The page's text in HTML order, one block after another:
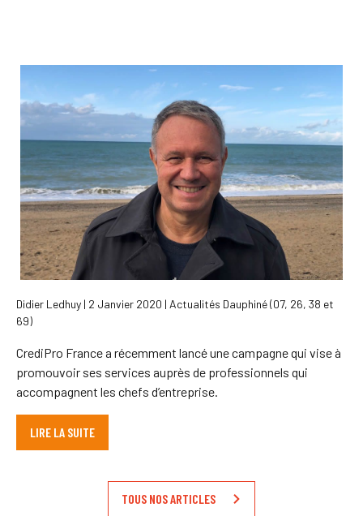
Didier Ledhuy | 2 Janvier 2020 | Actualités Dauphiné (07, 26, 38 et
69)
CrediPro France a récemment lancé une campagne qui vise à
promouvoir ses services auprès de professionnels qui
accompagnent les chefs d’entreprise.
LIRE LA SUITE
TOUS NOS ARTICLES